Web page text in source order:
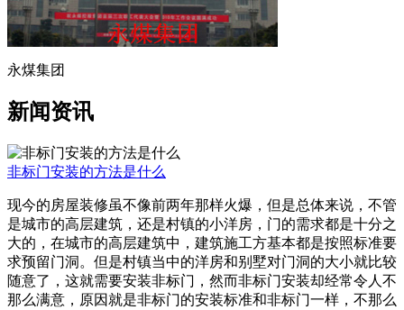
永煤集团
新闻资讯
非标门安装的方法是什么
现今的房屋装修虽不像前两年那样火爆，但是总体来说，不管
是城市的高层建筑，还是村镇的小洋房，门的需求都是十分之
大的，在城市的高层建筑中，建筑施工方基本都是按照标准要
求预留门洞。但是村镇当中的洋房和别墅对门洞的大小就比较
随意了，这就需要安装非标门，然而非标门安装却经常令人不
那么满意，原因就是非标门的安装标准和非标门一样，不那么